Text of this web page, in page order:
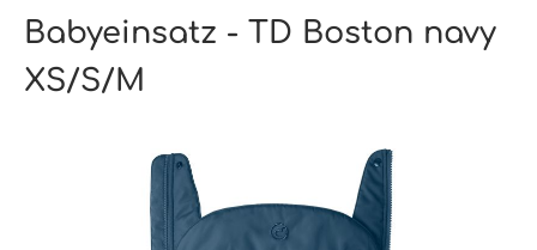
Babyeinsatz - TD Boston navy
XS/S/M
Bildergalerie überspringen